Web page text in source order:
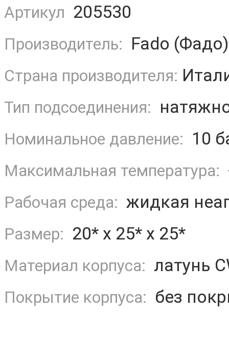
Артикул 205530
Производитель: Fado (Фадо)
Страна производителя:
Тип подсоединения:
Номинальное давление: 10
Максимальная температура:
Рабочая среда: жидкая
Размер: 20* х 25* х 25*
Материал корпуса: латунь
Покрытие корпуса: без